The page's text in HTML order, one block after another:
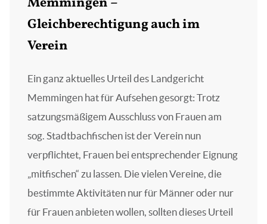
Gleichberechtigung auch im
Verein
Ein ganz aktuelles Urteil des Landgericht
Memmingen hat für Aufsehen gesorgt: Trotz
satzungsmäßigem Ausschluss von Frauen am
sog. Stadtbachfischen ist der Verein nun
verpflichtet, Frauen bei entsprechender Eignung
„mitfischen“ zu lassen. Die vielen Vereine, die
bestimmte Aktivitäten nur für Männer oder nur
für Frauen anbieten wollen, sollten dieses Urteil